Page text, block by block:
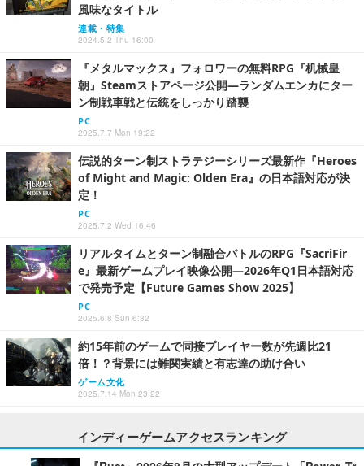
風味なタイトル
連載・特集
2024.5.2 Thu 16:00
『メタルマックス』フォロワーの無料RPG『机械皇
朝』Steamストアページ公開―ランダムエンカにター
ン制戦車戦と伝統をしっかり踏襲
PC
2025.7.7 Mon 19:22
伝説的ターン制ストラテジーシリーズ最新作『Heroes
of Might and Magic: Olden Era』の日本語対応が決
定！
PC
2025.7.2 Wed 16:46
リアルタイムとターン制融合バトルのRPG『SacriFir
e』最新ゲームプレイ映像公開―2026年Q1日本語対応
で発売予定【Future Games Show 2025】
PC
2025.6.8 Sun 6:32
約15年前のゲームで同接プレイヤー数が先週比21
倍！？背景には難関実績と有志達の助け合い
ゲーム文化
2025.7.14 Mon 23:22
インディーゲームアクセスランキング